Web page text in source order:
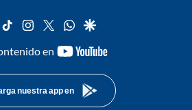
tiktok instagram
twitterwhatsapp
google
en
youtube-
nuestra app en